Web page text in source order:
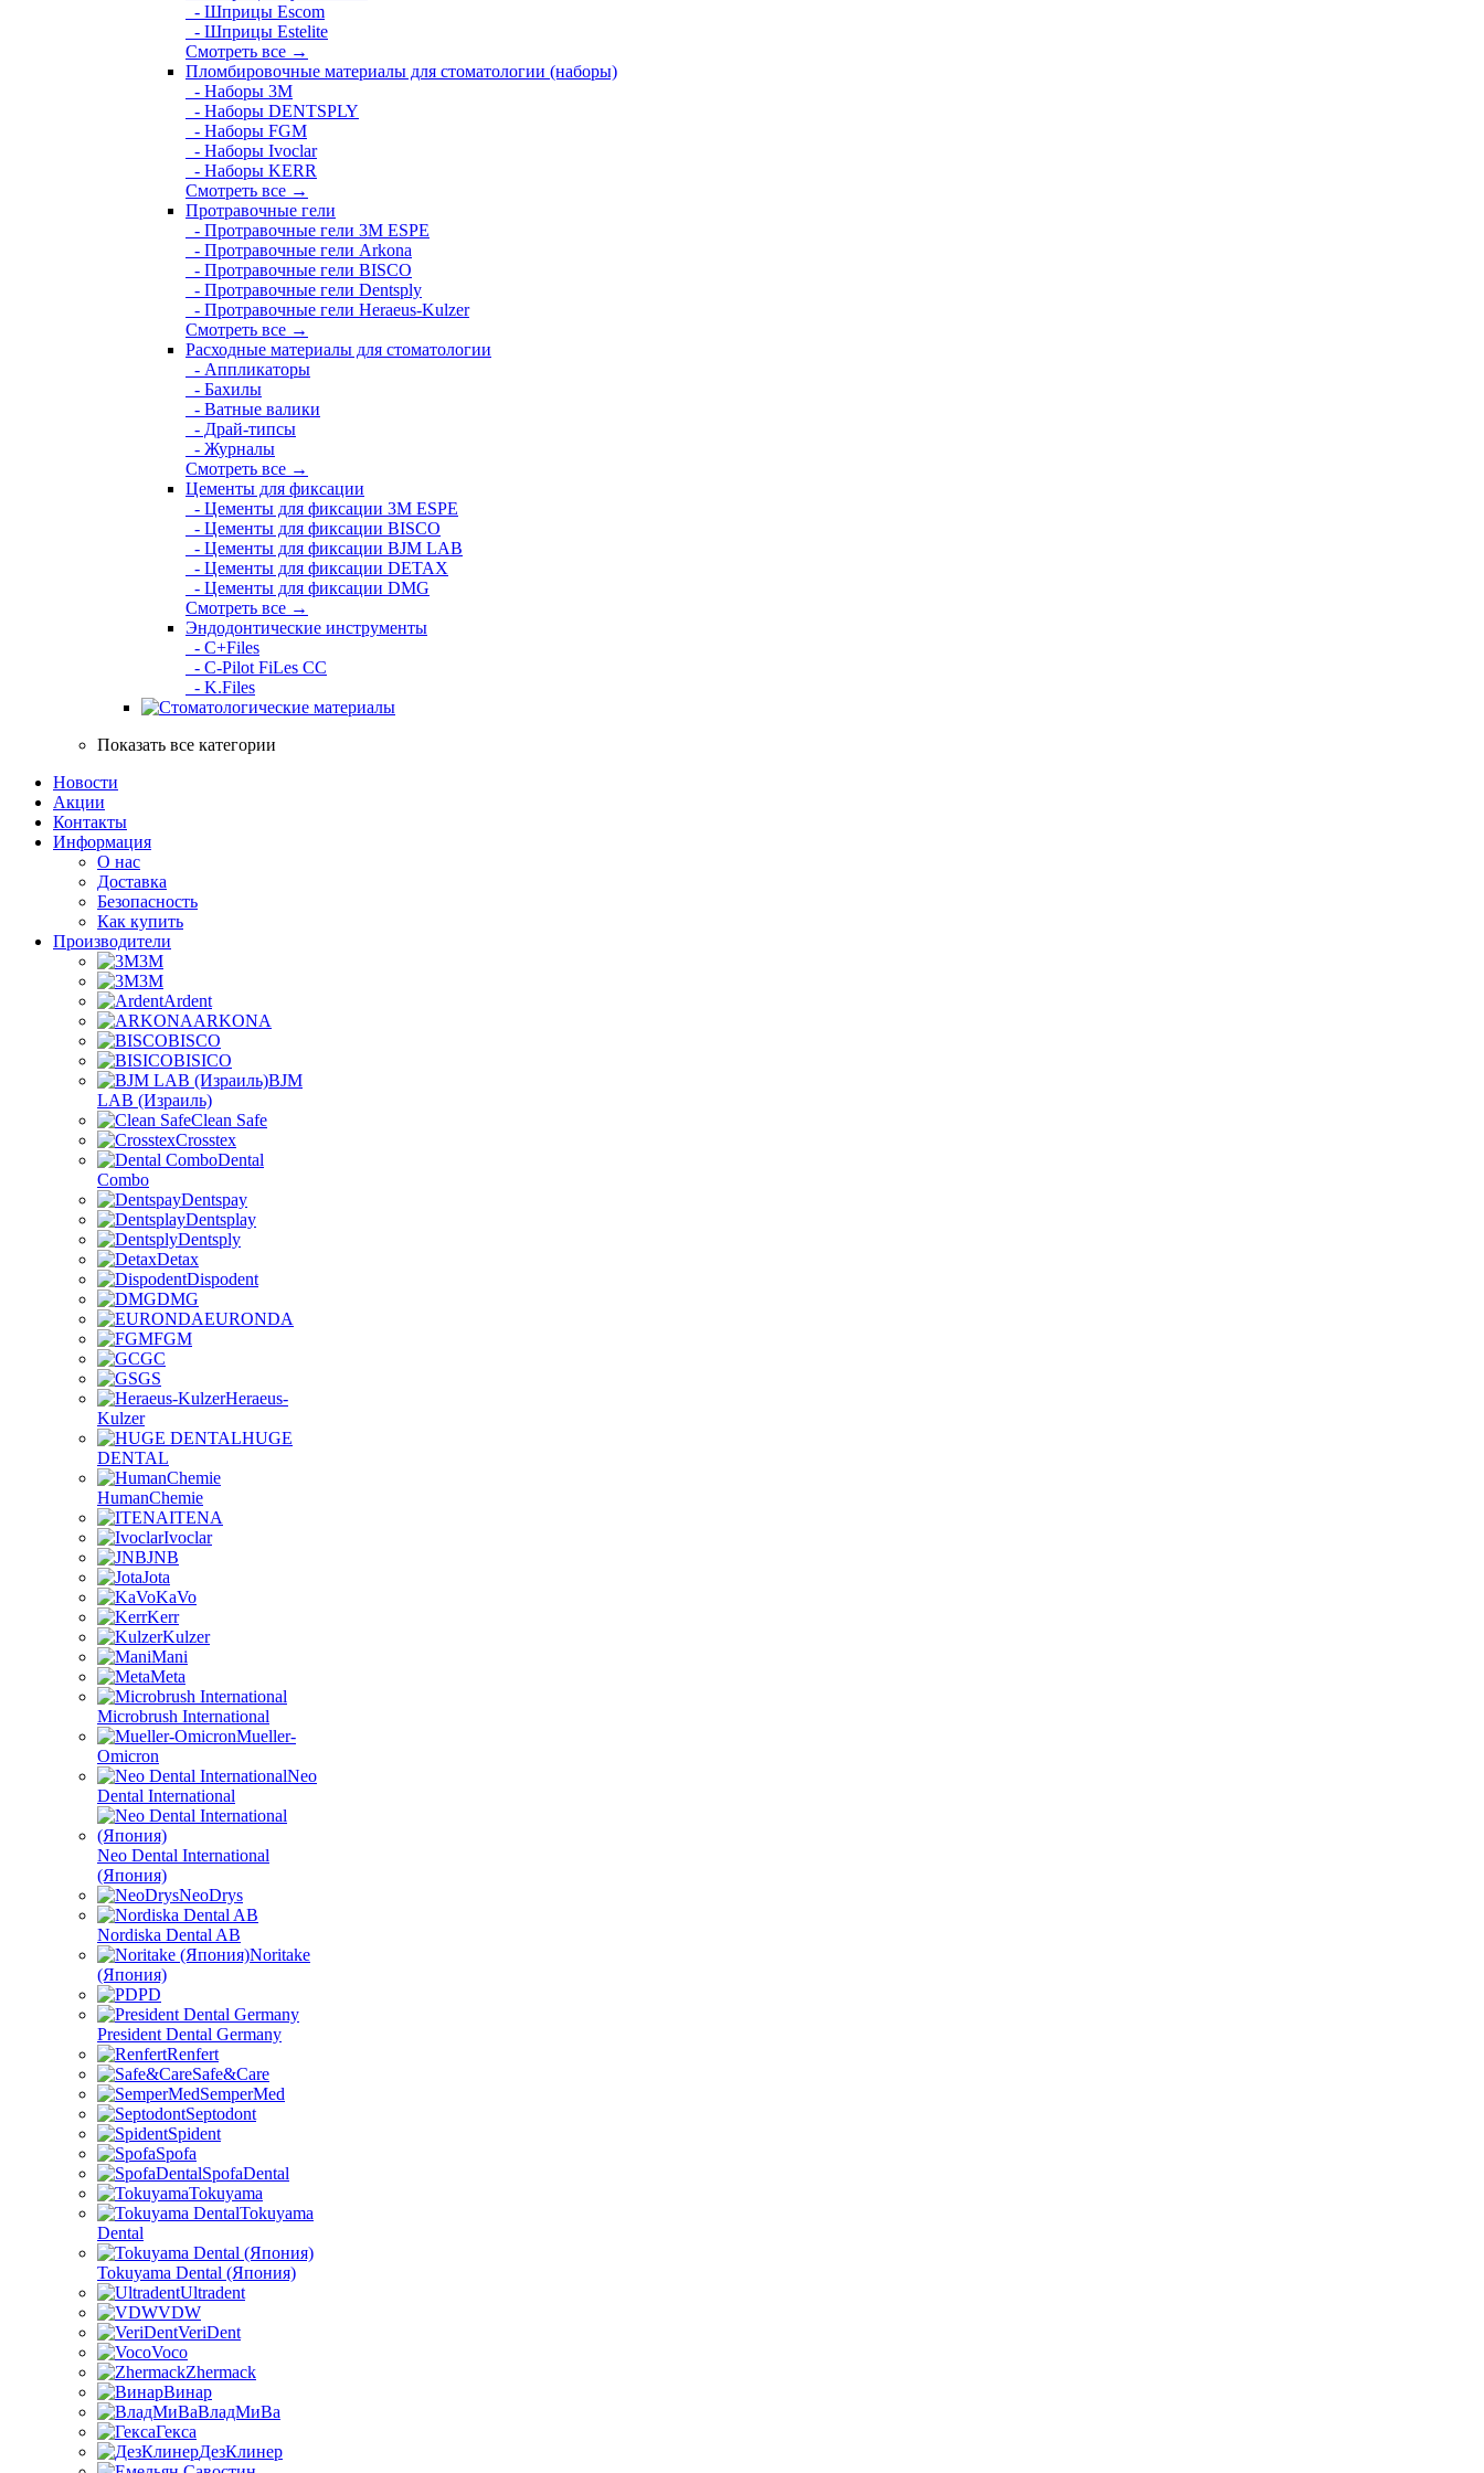
- Шприцы Escom
- Шприцы Estelite
Смотреть все →
Пломбировочные материалы для стоматологии (наборы)
- Наборы 3М
- Наборы DENTSPLY
- Наборы FGM
- Наборы Ivoclar
- Наборы KERR
Смотреть все →
Протравочные гели
- Протравочные гели 3М ESPE
- Протравочные гели Arkona
- Протравочные гели BISCO
- Протравочные гели Dentsply
- Протравочные гели Heraeus-Kulzer
Смотреть все →
Расходные материалы для стоматологии
- Аппликаторы
- Бахилы
- Ватные валики
- Драй-типсы
- Журналы
Смотреть все →
Цементы для фиксации
- Цементы для фиксации 3M ESPE
- Цементы для фиксации BISCO
- Цементы для фиксации BJM LAB
- Цементы для фиксации DETAX
- Цементы для фиксации DMG
Смотреть все →
Эндодонтические инструменты
- C+Files
- C-Pilot FiLes CC
- K.Files
Показать все категории
Новости
Акции
Контакты
Информация
О нас
Доставка
Безопасность
Как купить
Производители
3M
3М
Ardent
ARKONA
BISCO
BISICO
BJM
LAB (Израиль)
Clean Safe
Crosstex
Dental
Combo
Dentspay
Dentsplay
Dentsply
Detax
Dispodent
DMG
EURONDA
FGM
GC
GS
Heraeus-
Kulzer
HUGE
DENTAL
HumanChemie
ITENA
Ivoclar
JNB
Jota
KaVo
Kerr
Kulzer
Mani
Meta
Microbrush International
Mueller-
Omicron
Neo
Dental International
Neo Dental International
(Япония)
NeoDrys
Nordiska Dental AB
Noritake
(Япония)
PD
President Dental Germany
Renfert
Safe&Care
SemperMed
Septodont
Spident
Spofa
SpofaDental
Tokuyama
Tokuyama
Dental
Tokuyama Dental (Япония)
Ultradent
VDW
VeriDent
Voco
Zhermack
Винар
ВладМиВа
Гекса
ДезКлинер